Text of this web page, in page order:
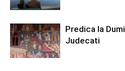
Predica la
Judecati